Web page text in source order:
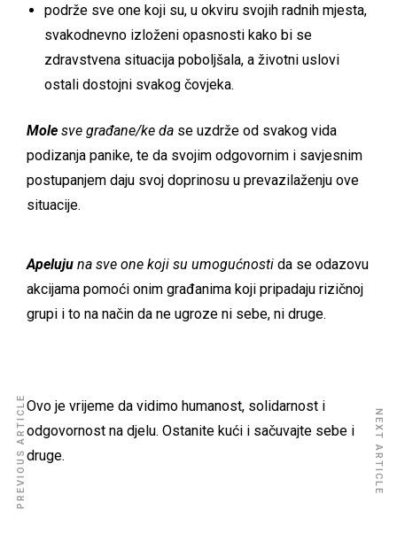
podrže sve one koji su, u okviru svojih radnih mjesta,
svakodnevno izloženi opasnosti kako bi se
zdravstvena situacija poboljšala, a životni uslovi
ostali dostojni svakog čovjeka.
Mole sve građane/ke da se uzdrže od svakog vida
podizanja panike, te da svojim odgovornim i savjesnim
postupanjem daju svoj doprinosu u prevazilaženju ove
situacije.
Apeluju na sve one koji su umogućnosti da se odazovu
akcijama pomoći onim građanima koji pripadaju rizičnoj
grupi i to na način da ne ugroze ni sebe, ni druge.
Ovo je vrijeme da vidimo humanost, solidarnost i
odgovornost na djelu. Ostanite kući i sačuvajte sebe i
druge.
PREVIOUS ARTICLE NEXT ARTICLE